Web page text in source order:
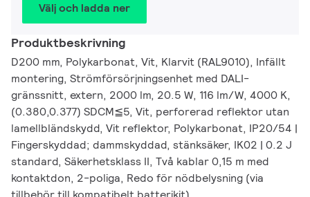
Välj och ladda ner
Produktbeskrivning
D200 mm, Polykarbonat, Vit, Klarvit (RAL9010), Infällt
montering, Strömförsörjningsenhet med DALI-
gränssnitt, extern, 2000 lm, 20.5 W, 116 lm/W, 4000 K,
(0.380,0.377) SDCM≦5, Vit, perforerad reflektor utan
lamellbländskydd, Vit reflektor, Polykarbonat, IP20/54 |
Fingerskyddad; dammskyddad, stänksäker, IK02 | 0.2 J
standard, Säkerhetsklass II, Två kablar 0,15 m med
kontaktdon, 2-poliga, Redo för nödbelysning (via